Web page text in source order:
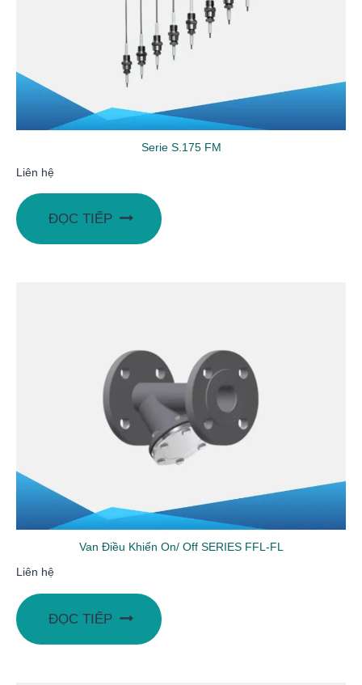
Serie S.175 FM
Liên hệ
ĐỌC TIẾP
Van Điều Khiển On/ Off SERIES FFL-FL
Liên hệ
ĐỌC TIẾP